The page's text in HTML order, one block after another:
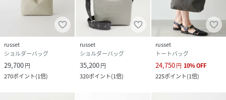
russet
ショルダーバッグ
29,700円
270ポイント(1倍)
russet
ショルダーバッグ
35,200円
320ポイント(1倍)
russet
トートバッグ
24,750円 10%OFF
225ポイント(1倍)